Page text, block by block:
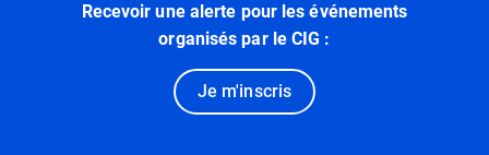
Recevoir une alerte pour les événements
organisés par le CIG :
Je m'inscris